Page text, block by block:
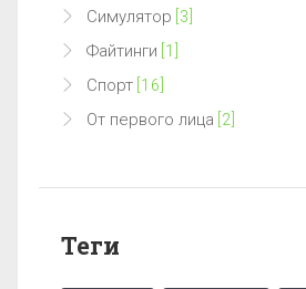
Симулятор [3]
Файтинги [1]
Спорт [16]
От первого лица [2]
Теги